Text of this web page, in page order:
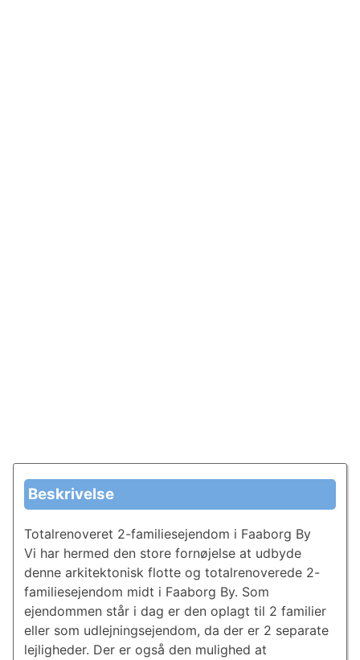
Beskrivelse
Totalrenoveret 2-familiesejendom i Faaborg By
Vi har hermed den store fornøjelse at udbyde
denne arkitektonisk flotte og totalrenoverede 2-
familiesejendom midt i Faaborg By. Som
ejendommen står i dag er den oplagt til 2 familier
eller som udlejningsejendom, da der er 2 separate
lejligheder. Der er også den mulighed at